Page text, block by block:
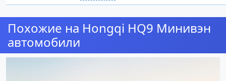
Похожие на Hongqi HQ9 Минивэн
автомобили